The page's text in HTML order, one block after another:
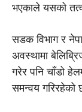
भएकाले यसको
सडक विभाग र
अवस्थामा
गरेर पनि चाँडो
समन्वय गरिरहेको